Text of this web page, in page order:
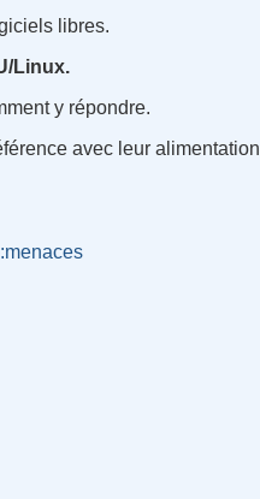
libres.
Linux.
y répondre.
avec leur alimentation